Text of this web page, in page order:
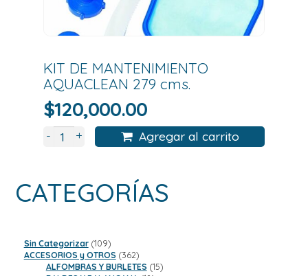
KIT DE MANTENIMIENTO
AQUACLEAN 279 cms.
$120,000.00
- + Agregar al carrito
CATEGORÍAS
Sin Categorizar 109109
productos
ACCESORIOS y OTROS 362362
productos
ALFOMBRAS Y BURLETES 1515